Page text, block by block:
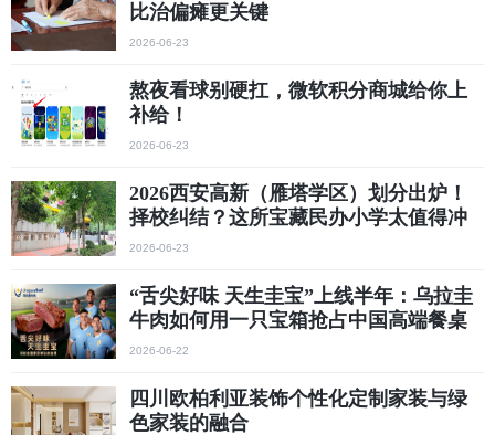
比治偏瘫更关键
2026-06-23
熬夜看球别硬扛，微软积分商城给你上
补给！
2026-06-23
2026西安高新（雁塔学区）划分出炉！
择校纠结？这所宝藏民办小学太值得冲
2026-06-23
“舌尖好味 天生圭宝”上线半年：乌拉圭
牛肉如何用一只宝箱抢占中国高端餐桌
2026-06-22
四川欧柏利亚装饰个性化定制家装与绿
色家装的融合